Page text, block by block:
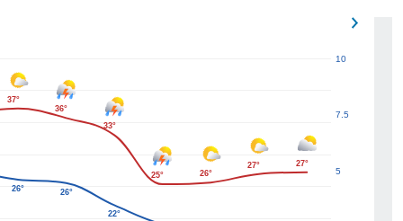
5
7.5
10
37°
36°
33°
25° 26°
27° 27°
26° 26°
22°